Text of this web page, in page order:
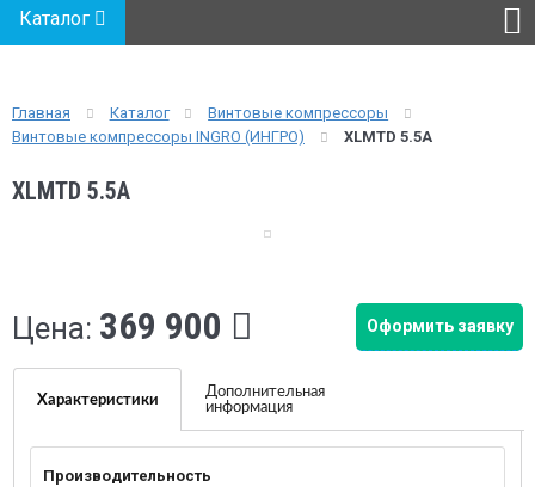
Каталог
Главная Каталог
Винтовые компрессоры
Винтовые компрессоры INGRO (ИНГРО)
XLMTD 5.5A
XLMTD 5.5A
Цена: 369 900 Оформить заявку
Характеристики
Дополнительная
информация
Производительность